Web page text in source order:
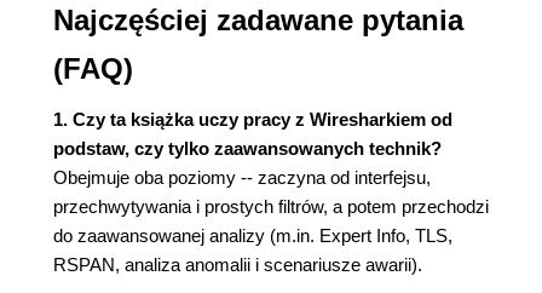
Przechwytywanie ruchu przez RSPAN i
Analiza sesji TLS - co widać mimo
Analiza sesji TLS - co widać po
odszyfrowaniu ruchu?
Reprezentacja danych
Filtry wyświetlania
Ważne filtry do analizy ruchu sieciowego
Przykładowe i rzeczywiste scenariusze
Najczęściej zadawane pytania
(FAQ)
1. Czy ta książka uczy pracy z Wiresharkiem od
podstaw, czy tylko zaawansowanych technik?
Obejmuje oba poziomy -- zaczyna od interfejsu,
przechwytywania i prostych filtrów, a potem przechodzi
do zaawansowanej analizy (m.in. Expert Info, TLS,
RSPAN, analiza anomalii i scenariusze awarii).